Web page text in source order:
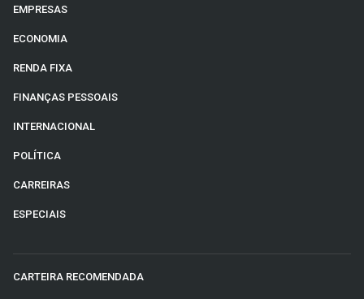
EMPRESAS
ECONOMIA
RENDA FIXA
FINANÇAS PESSOAIS
INTERNACIONAL
POLÍTICA
CARREIRAS
ESPECIAIS
CARTEIRA RECOMENDADA